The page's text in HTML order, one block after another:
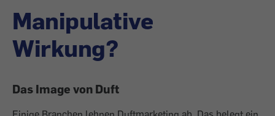
Manipulative
Wirkung?
Das Image von Duft